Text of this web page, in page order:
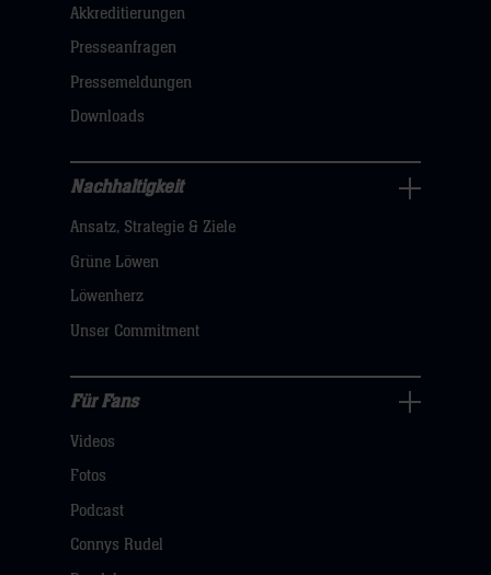
Navigation
öffnen,
dann
klicken
hier
Akkreditierungen
Presseanfragen
Pressemeldungen
Downloads
Nachhaltigkeit
Navigation
öffnen,
dann
hier
Nachhaltigkeit
Ansatz, Strategie & Ziele
Grüne Löwen
Löwenherz
Unser Commitment
Fans
Navigation
öffnen,
dann
Für Fans
Videos
Fotos
Podcast
Connys Rudel